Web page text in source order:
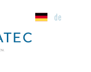
de
Portata 0-45°